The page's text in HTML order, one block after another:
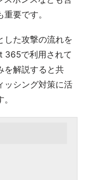
要です。
した攻撃の流れを
で利用されて
を解説すると共
ッシング対策に活